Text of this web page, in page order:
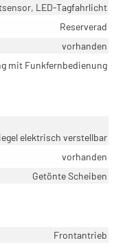
LED-Tagfahrlicht
Reserverad
vorhanden
mit Funkfernbedienung
elektrisch verstellbar
vorhanden
Getönte Scheiben
Frontantrieb